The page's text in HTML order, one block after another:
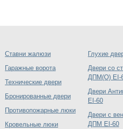
Ставни жалюзи
Гаражные ворота
Технические двери
Бронированные двери
Противопожарные люки
Кровельные люки
Глухие
Двери со
ДПМ(О) EI-
Двери
EI-60
Двери с
ДПМ EI-60